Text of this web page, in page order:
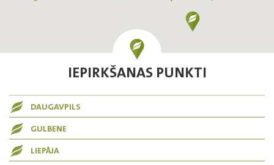
IEPIRKŠANAS PUNKTI
DAUGAVPILS
GULBENE
LIEPĀJA